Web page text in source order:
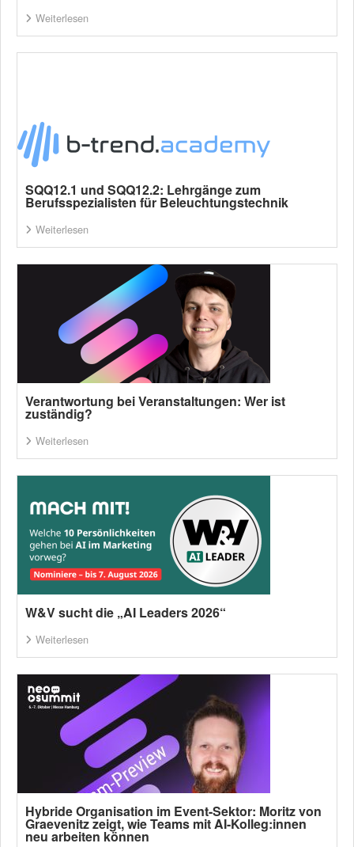
Weiterlesen
SQQ12.1 und SQQ12.2: Lehrgänge zum
Berufsspezialisten für Beleuchtungstechnik
Weiterlesen
Verantwortung bei Veranstaltungen: Wer ist
zuständig?
Weiterlesen
W&V sucht die „AI Leaders 2026“
Weiterlesen
Hybride Organisation im Event-Sektor: Moritz von
Graevenitz zeigt, wie Teams mit AI-Kolleg:innen
neu arbeiten können